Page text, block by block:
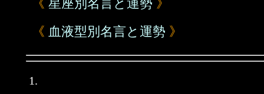
《 星座別名言と運勢 》
《 血液型別名言と運勢 》
1.